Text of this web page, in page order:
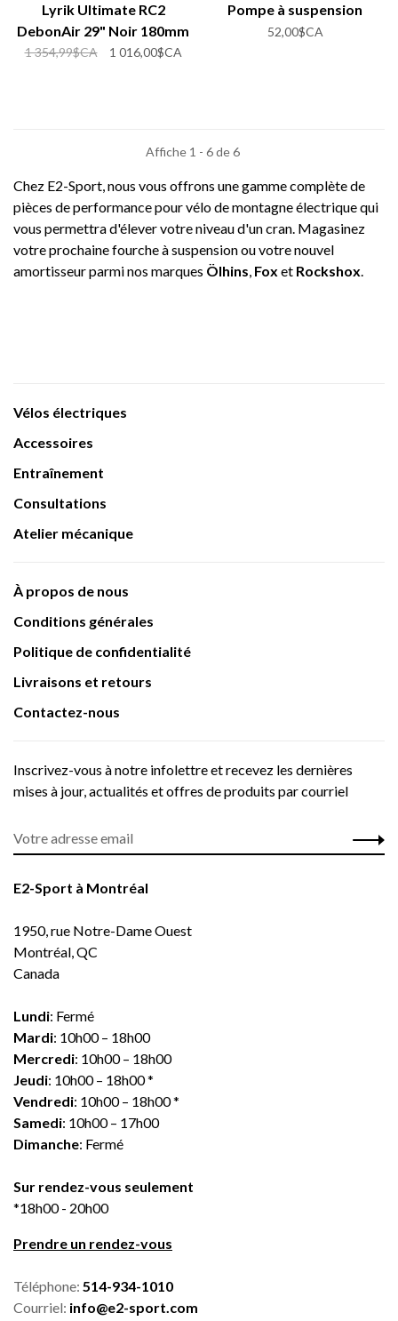
Lyrik Ultimate RC2
DebonAir 29" Noir 180mm
1 354,99$CA 1 016,00$CA
Pompe à suspension
52,00$CA
Affiche 1 - 6 de 6
Chez E2-Sport, nous vous offrons une gamme complète de
pièces de performance pour vélo de montagne électrique qui
vous permettra d'élever votre niveau d'un cran. Magasinez
votre prochaine fourche à suspension ou votre nouvel
amortisseur parmi nos marques Ölhins, Fox et Rockshox.
Vélos électriques
Accessoires
Entraînement
Consultations
Atelier mécanique
À propos de nous
Conditions générales
Politique de confidentialité
Livraisons et retours
Contactez-nous
Inscrivez-vous à notre infolettre et recevez les dernières
mises à jour, actualités et offres de produits par courriel
E2-Sport à Montréal
1950, rue Notre-Dame Ouest
Montréal, QC
Canada
Lundi: Fermé
Mardi: 10h00 – 18h00
Mercredi: 10h00 – 18h00
Jeudi: 10h00 – 18h00 *
Vendredi: 10h00 – 18h00 *
Samedi: 10h00 – 17h00
Dimanche: Fermé
Sur rendez-vous seulement
*18h00 - 20h00
Prendre un rendez-vous
Téléphone: 514-934-1010
Courriel: info@e2-sport.com